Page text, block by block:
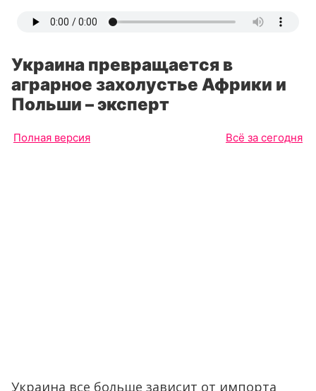
Украина превращается в
аграрное захолустье Африки и
Польши – эксперт
Полная версия Всё за сегодня
Украина все больше зависит от импорта